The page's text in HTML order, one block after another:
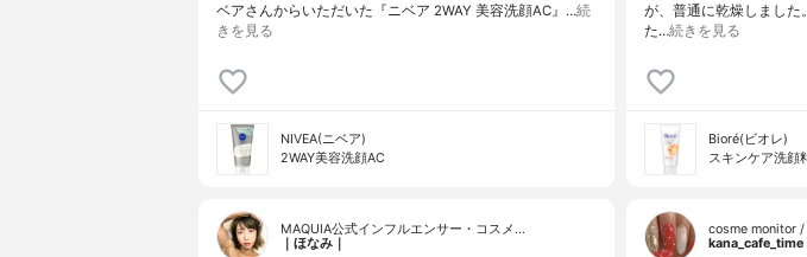
ベアさんからいただいた『ニベア 2WAY 美容洗顔AC』…続
きを見る
NIVEA(ニベア)
2WAY美容洗顔AC
が、普通に乾燥しました
た…続きを見る
Bioré(ビオレ)
スキンケア洗顔
MAQUIA公式インフルエンサー・コスメ…
｜ほなみ｜
cosme monitor
kana_cafe_time